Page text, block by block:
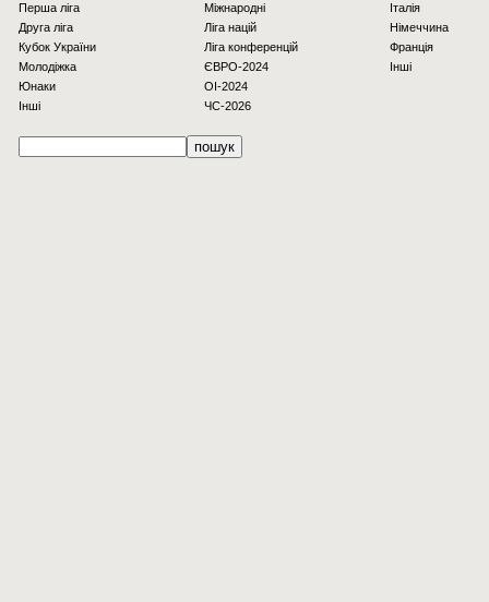
Перша ліга
Друга ліга
Кубок України
Молодіжка
Юнаки
Інші
Міжнародні
Ліга націй
Ліга конференцій
ЄВРО-2024
OI-2024
ЧС-2026
Італія
Німеччина
Франція
Інші